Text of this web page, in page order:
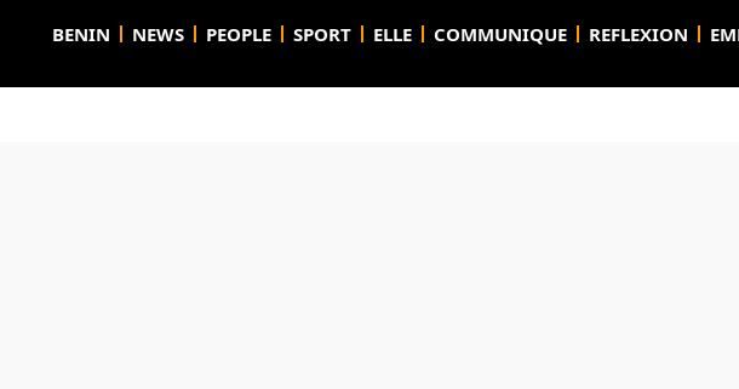
BENIN NEWS PEOPLE SPORT ELLE COMMUNIQUE REFLEXION